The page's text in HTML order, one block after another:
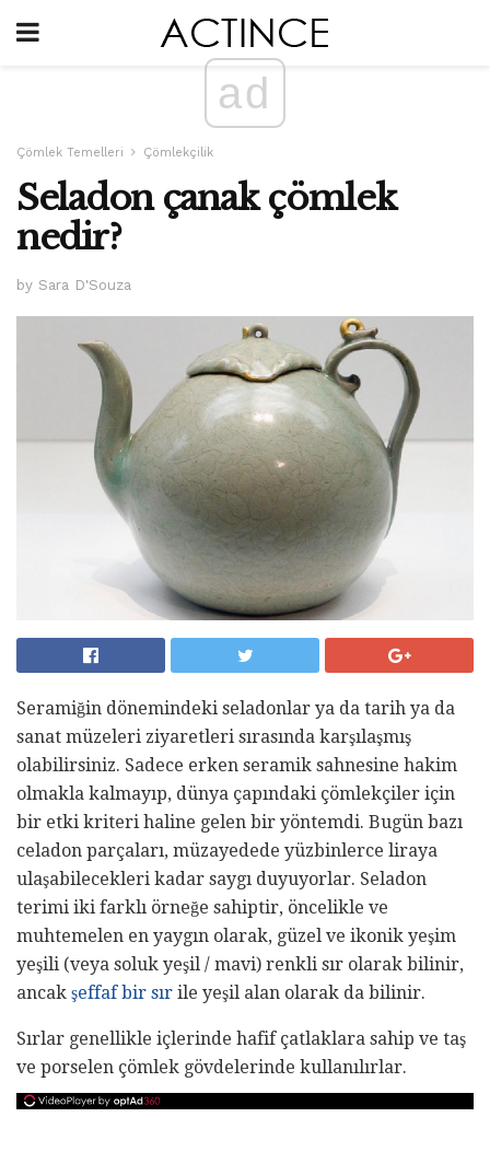
ad
Çömlek Temelleri Çömlekçilik
Seladon çanak çömlek
nedir?
by Sara D'Souza
Seramiğin dönemindeki seladonlar ya da tarih ya da
sanat müzeleri ziyaretleri sırasında karşılaşmış
olabilirsiniz. Sadece erken seramik sahnesine hakim
olmakla kalmayıp, dünya çapındaki çömlekçiler için
bir etki kriteri haline gelen bir yöntemdi. Bugün bazı
celadon parçaları, müzayedede yüzbinlerce liraya
ulaşabilecekleri kadar saygı duyuyorlar. Seladon
terimi iki farklı örneğe sahiptir, öncelikle ve
muhtemelen en yaygın olarak, güzel ve ikonik yeşim
yeşili (veya soluk yeşil / mavi) renkli sır olarak bilinir,
ancak şeffaf bir sır ile yeşil alan olarak da bilinir.
Sırlar genellikle içlerinde hafif çatlaklara sahip ve taş
ve porselen çömlek gövdelerinde kullanılırlar.